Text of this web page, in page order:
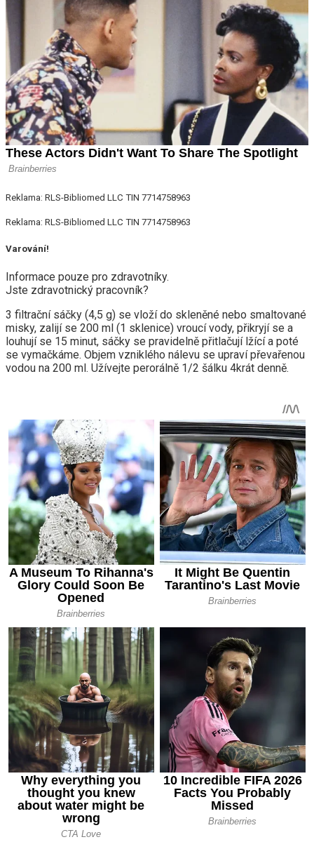
Reklama: RLS-Bibliomed LLC TIN 7714758963
Reklama: RLS-Bibliomed LLC TIN 7714758963
Varování!
Informace pouze pro zdravotníky.
Jste zdravotnický pracovník?
3 filtrační sáčky (4,5 g) se vloží do skleněné nebo smaltované
misky, zalijí se 200 ml (1 sklenice) vroucí vody, přikryjí se a
louhují se 15 minut, sáčky se pravidelně přitlačují lžící a poté
se vymačkáme. Objem vzniklého nálevu se upraví převařenou
vodou na 200 ml. Užívejte perorálně 1/2 šálku 4krát denně.